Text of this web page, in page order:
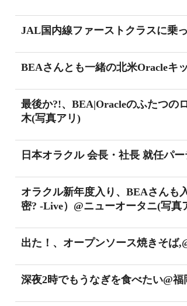
JAL国内線ファーストクラスに乗
BEAさんとも一緒の北米Oracleキ
最後か?!、BEA|Oracleのふたつの
木(写真アリ)
日本オラクル 会長・社長 就任パ
オラクル新年度入り、BEAさんも
密? -Live）@ニューオータニ(写真
出た！、オープンソース焼きそば
深夜2時でもうなぎを食べたい@